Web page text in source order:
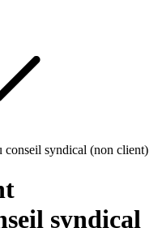
conseil syndical (non client)
syndical